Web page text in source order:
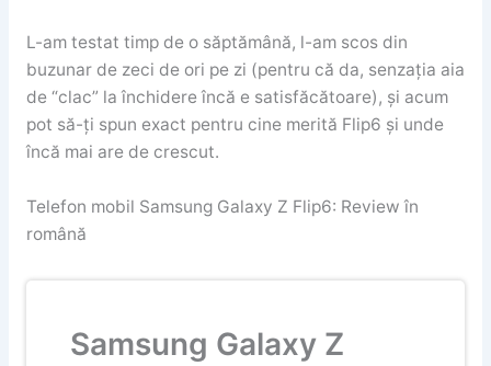
L-am testat timp de o săptămână, l-am scos din
buzunar de zeci de ori pe zi (pentru că da, senzația aia
de “clac” la închidere încă e satisfăcătoare), și acum
pot să-ți spun exact pentru cine merită Flip6 și unde
încă mai are de crescut.
Telefon mobil Samsung Galaxy Z Flip6: Review în
română
Samsung Galaxy Z